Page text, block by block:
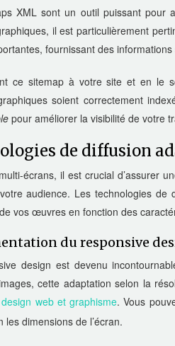
XML sont un outil puissant pour
il est particulièrement
fournissant des
ce sitemap à votre site et en le
soient correctement
pour améliorer la visibilité de votre
de diffusion
écrans, il est crucial d’assurer
audience. Les technologies
vos œuvres en fonction des
du responsive
design est devenu
cette adaptation selon la
web et graphisme. Vous
les dimensions de l’écran.